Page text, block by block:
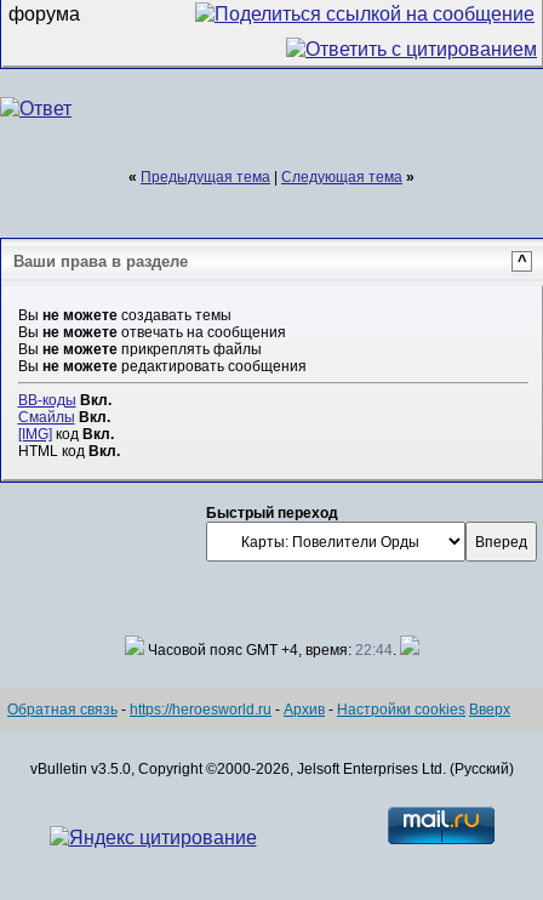
« Предыдущая тема Следующая тема »
Ваши права в разделе ^
Вы не можетесоздавать темы
Вы не можетеотвечать на сообщения
Вы не можетеприкреплять файлы
Вы не можетередактировать сообщения
BB-коды Вкл.
Смайлы Вкл.
[IMG]код Вкл.
HTML код Вкл.
Быстрый переход
Часовой пояс GMT +4, время: 22:44.
Обратная связь - https://heroesworld.ru - Архив - Настройки cookies Вверх
vBulletin v3.5.0, Copyright ©2000-2026, Jelsoft Enterprises Ltd. (Русский)